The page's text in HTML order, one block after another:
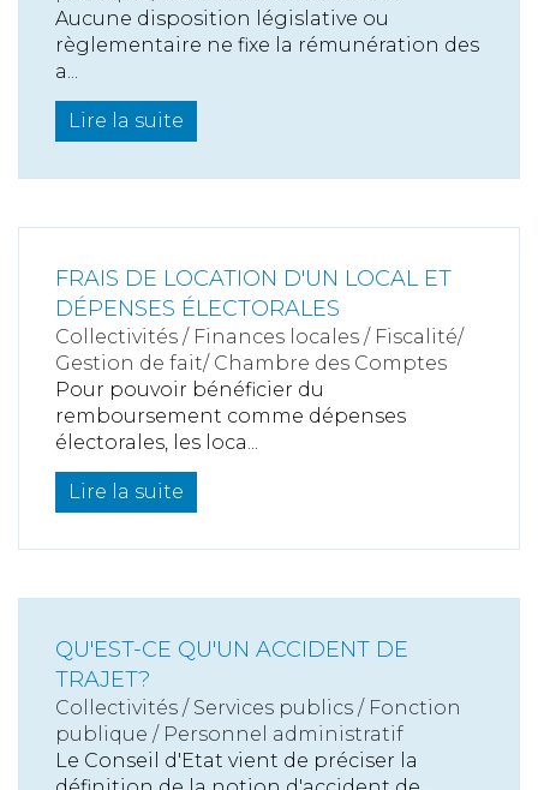
Aucune disposition législative ou
règlementaire ne fixe la rémunération des
a...
Lire la suite
FRAIS DE LOCATION D'UN LOCAL ET
DÉPENSES ÉLECTORALES
Collectivités / Finances locales / Fiscalité/
Gestion de fait/ Chambre des Comptes
Pour pouvoir bénéficier du
remboursement comme dépenses
électorales, les loca...
Lire la suite
QU'EST-CE QU'UN ACCIDENT DE
TRAJET?
Collectivités / Services publics / Fonction
publique / Personnel administratif
Le Conseil d'Etat vient de préciser la